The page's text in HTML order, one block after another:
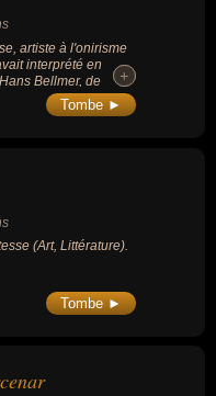
artiste à l'onirisme
interprété en
Bellmer, de
Deux, avec qui elle a
de 50 ans.
+
+
Tombe ►
(Art, Littérature).
Tombe ►